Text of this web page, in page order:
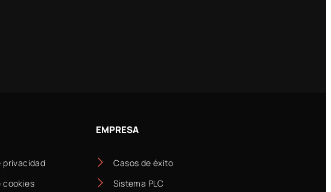
privacidad
cookies
EMPRESA
Casos de éxito
Sistema PLC